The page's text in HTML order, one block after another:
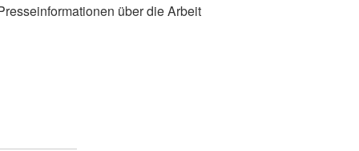
über die Arbeit